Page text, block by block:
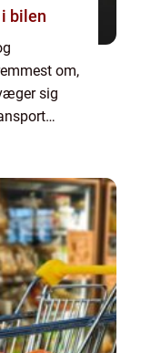
bilen
om,
sig